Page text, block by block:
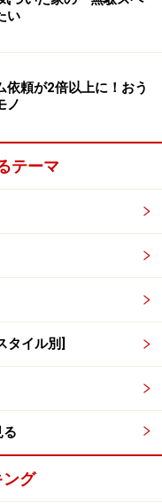
にも取り入れること
出たりするならそれ
風水リフォームで元
ゆるものが倍増
ょう。十二支と十干
を順番に表したもの
た壮年期や繁栄を表
時期や滅亡を表して
合わさった年、と言
、十二支と十干は組
要です。
い
依頼が2倍以上に！おう
ノ
テーマ
タイル別]
る
ング